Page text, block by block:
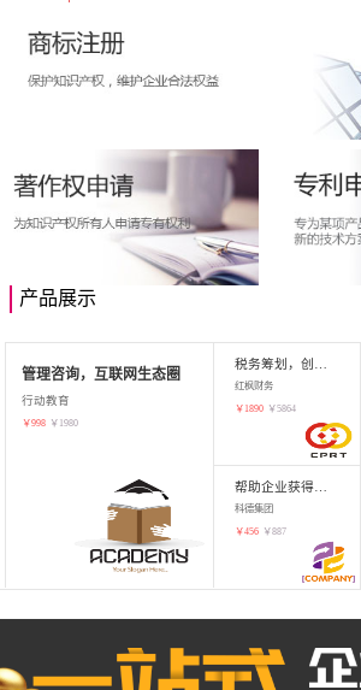
产品展示
管理咨询，互联网生态圈
行动教育
￥998 ￥ 1980
红枫财务
￥ 1890 ￥5864
科德集团
￥456 ￥887